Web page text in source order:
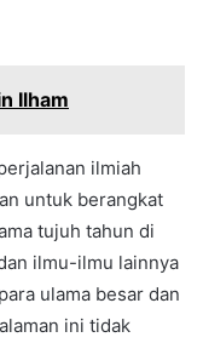
Ilham
ilmiah
untuk berangkat
tujuh tahun di
ilmu-ilmu lainnya
ulama besar dan
ini tidak